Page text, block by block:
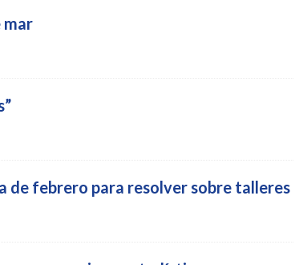
mar
de febrero para resolver sobre talleres